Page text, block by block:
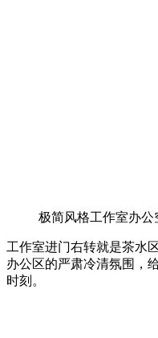
极简风格工作室办
工作室进门右转就是茶水
办公区的严肃冷清氛围，
时刻。